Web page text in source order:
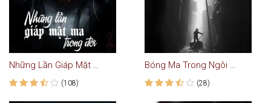
Những Lần Giáp Mặt Ma Trong Đời
(108)
Bóng Ma Trong Ngôi Nhà Xưa
(28)